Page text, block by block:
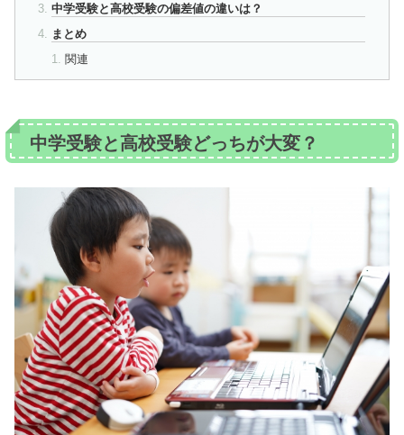
中学受験と高校受験の偏差値の違いは？
まとめ
関連
中学受験と高校受験どっちが大変？